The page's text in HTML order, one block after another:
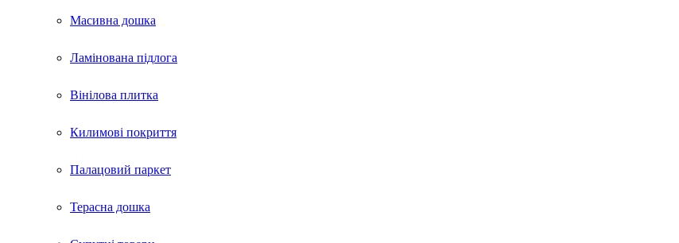
Масивна дошка
Ламінована підлога
Вінілова плитка
Килимові покриття
Палацовий паркет
Терасна дошка